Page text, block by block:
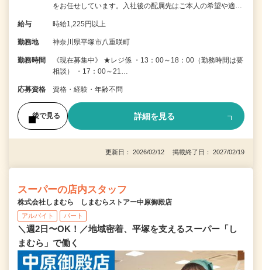
をお任せしています。入社後の配属先はご本人の希望や適…
給与 時給1,225円以上
勤務地 神奈川県平塚市八重咲町
勤務時間
《現在募集中》 ★レジ係 ・13：00～18：00（勤務時間は要
相談） ・17：00～21…
応募資格 資格・経験・年齢不問
後で見る 詳細を見る
更新日： 2026/02/12 掲載終了日： 2027/02/19
スーパーの店内スタッフ
株式会社しまむら しまむらストアー中原御殿店
アルバイト パート
＼週2日〜OK！／地域密着、平塚を支えるスーパー「し
まむら」で働く